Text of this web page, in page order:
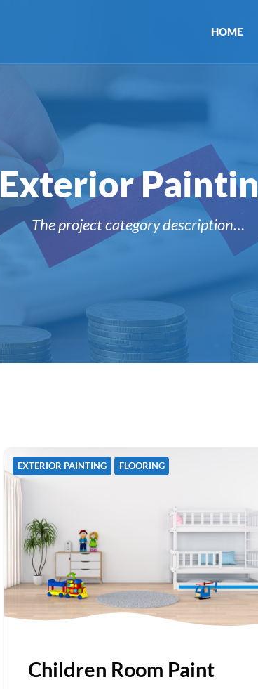
HOME
Exterior
The project category description…
EXTERIOR PAINTING FLOORING
Children Room Paint